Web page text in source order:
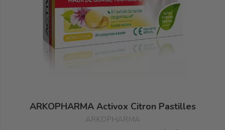
ARKOPHARMA Activox Citron Pastilles
ARKOPHARMA